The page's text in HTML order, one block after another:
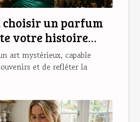
choisir un parfum
votre histoire
?
art mystérieux, capable
et de refléter la